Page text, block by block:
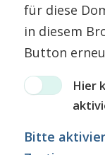
für diese
in diesem
Button
Hier
Bitte